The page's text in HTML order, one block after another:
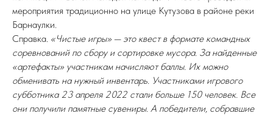
мероприятия традиционно на улице Кутузова в районе реки
Барнаулки.
Справка. «Чистые игры» — это квест в формате командных
соревнований по сбору и сортировке мусора. За найденные
«артефакты» участникам начисляют баллы. Их можно
обменивать на нужный инвентарь. Участниками игрового
субботника 23 апреля 2022 стали больше 150 человек. Все
они получили памятные сувениры. А победители, собравшие